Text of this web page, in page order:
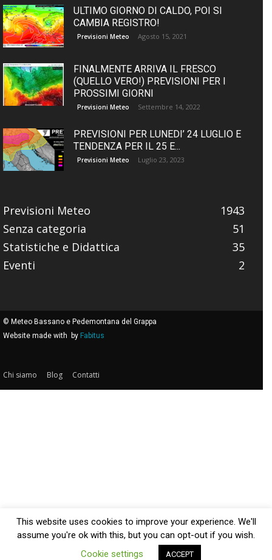
ULTIMO GIORNO DI CALDO, POI SI
CAMBIA REGISTRO!
Previsioni Meteo Agosto 15, 2021
FINALMENTE ARRIVA IL FRESCO
(QUELLO VERO!) PREVISIONI PER I
PROSSIMI GIORNI
Previsioni Meteo Settembre 14, 2022
PREVISIONI PER LUNEDI’ 24 LUGLIO E
TENDENZA PER IL 25 E...
Previsioni Meteo Luglio 23, 2023
Previsioni Meteo
1943
Senza categoria
51
Statistiche e Didattica
35
Eventi
2
© Meteo Bassano e Pedemontana del Grappa
Website made with
by Fabitus
Chi siamo Blog Contatti
This website uses cookies to improve your experience. We'll
assume you're ok with this, but you can opt-out if you wish.
Cookie settings
ACCEPT